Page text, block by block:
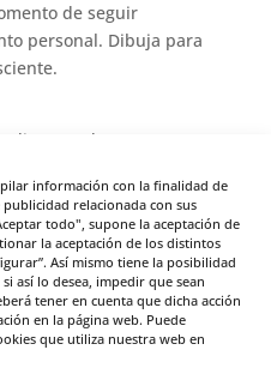
información con la finalidad de
relacionada con sus
todo", supone la aceptación de
la aceptación de los distintos
Así mismo tiene la posibilidad
así lo desea, impedir que sean
tener en cuenta que dicha acción
en la página web. Puede
que utiliza nuestra web en
de seguir
personal. Dibuja para
de 5)
no será publicada.
marcados con*